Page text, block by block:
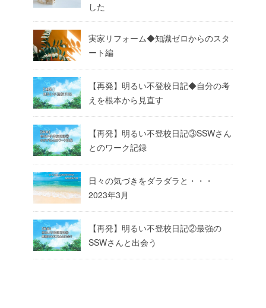
した
実家リフォーム◆知識ゼロからのスタ
ート編
【再発】明るい不登校日記◆自分の考
えを根本から見直す
【再発】明るい不登校日記③SSWさん
とのワーク記録
日々の気づきをダラダラと・・・
2023年3月
【再発】明るい不登校日記②最強の
SSWさんと出会う